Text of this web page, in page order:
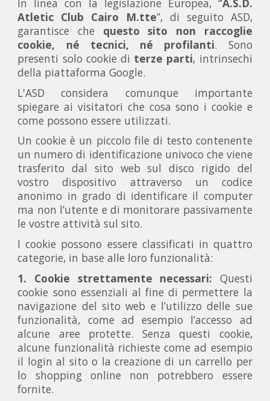
In linea con la legislazione Europea, ‘’A.S.D.
Atletic Club Cairo M.tte’’, di seguito ASD,
garantisce che questo sito non raccoglie
cookie, né tecnici, né profilanti. Sono
presenti solo cookie di terze parti, intrinsechi
della piattaforma Google.
L'ASD considera comunque importante
spiegare ai visitatori che cosa sono i cookie e
come possono essere utilizzati.
Un cookie è un piccolo file di testo contenente
un numero di identificazione univoco che viene
trasferito dal sito web sul disco rigido del
vostro dispositivo attraverso un codice
anonimo in grado di identificare il computer
ma non l’utente e di monitorare passivamente
le vostre attività sul sito.
I cookie possono essere classificati in quattro
categorie, in base alle loro funzionalità:
1. Cookie strettamente necessari: Questi
cookie sono essenziali al fine di permettere la
navigazione del sito web e l’utilizzo delle sue
funzionalità, come ad esempio l’accesso ad
alcune aree protette. Senza questi cookie,
alcune funzionalità richieste come ad esempio
il login al sito o la creazione di un carrello per
lo shopping online non potrebbero essere
fornite.